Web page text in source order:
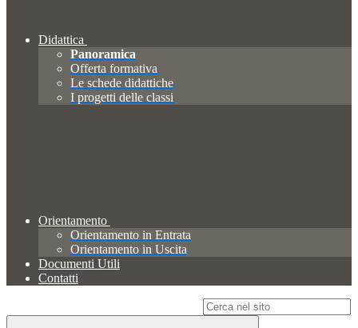
Didattica
Panoramica
Offerta formativa
Le schede didattiche
I progetti delle classi
Orientamento
Orientamento in Entrata
Orientamento in Uscita
Documenti Utili
Contatti